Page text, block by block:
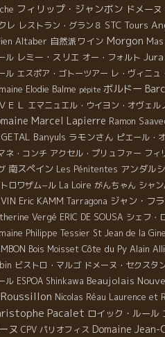
フィリップ・ジャンボン ドメー
レ レストラン・グラン８ STC Tours
Altaber 自然派ワイン Morgon
ル レミー・スリエ オー・フォルト Jura
ル エスポア・ゴトーツアー レ・ヴィニュ
Elodie Balme pépite ボルドー
ＥＬ エマニュエル・ウイヨン・オヴェル
Marcel Lapierre Ramon
Banyuls ラモンさん ピエール・
ネ・コンチ アクセル・プリュファー フィ
南スペイン Les Pénitentes アンダル
トロワザム−ル La Loire がんちゃん シャ
VIN Eric KAMM Tarragona ジャン・フ
Vergé ERIC DE SOUSA シェフ・
Philippe Tessier St Jean de la
Bois Moisset Côte du Py Alain
ビストロ・マルゴ ドメーヌ・セクスタ
ル ESPOA Shinkawa Beaujolais
Roussillon Nicolas Réau Laurence et
Pacalet ロイック・ルール
ヌ CPV パリオフィス Domaine Jean-